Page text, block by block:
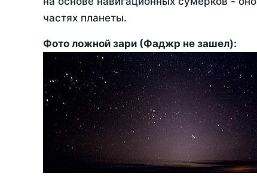
частях планеты.
Фото ложной зари (Фаджр не зашел):